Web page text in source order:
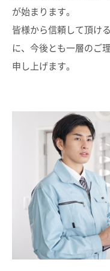
が始まります。
皆様から信頼して頂け
に、今後とも一層のご
申し上げます。